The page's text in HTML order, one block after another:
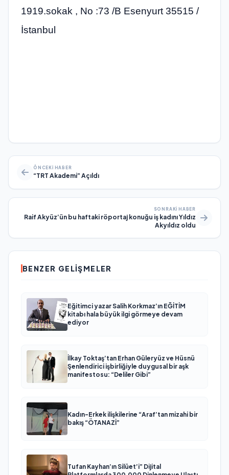
1919.sokak , No :73 /B Esenyurt 35515 /
İstanbul
ÖNCEKI HABER
“TRT Akademi” Açıldı
SONRAKI HABER
Raif Akyüz’ün bu haftaki röportaj konuğu iş kadını Yıldız
Akyıldız oldu
BENZER GELIŞMELER
Eğitimci yazar Salih Korkmaz’ın EĞİTİM
kitabı hala büyük ilgi görmeye devam
ediyor
İlkay Toktaş’tan Erhan Güleryüz ve Hüsnü
Şenlendirici işbirliğiyle duygusal bir aşk
manifestosu: “Deliler Gibi”
Kadın-Erkek ilişkilerine “Araf’tan mizahi bir
bakış “ÖTANAZİ”
Tufan Kayhan’ın Silüet’i” Dijital